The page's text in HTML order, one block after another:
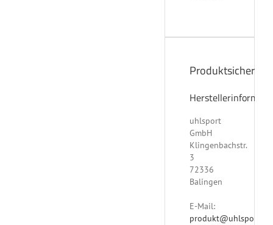
Produktsicherheit
uhlsport
GmbH
Klingenbachstr.
3
72336
Balingen
E-Mail: